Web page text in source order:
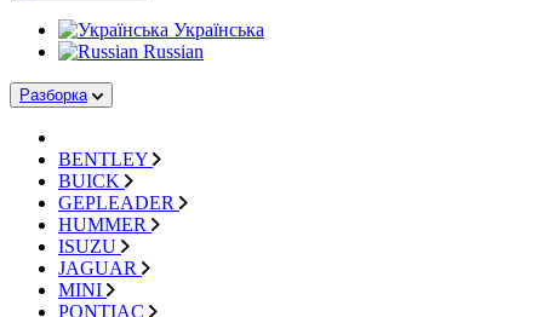
Українська
Russian
Разборка
BENTLEY
BUICK
GEPLEADER
HUMMER
ISUZU
JAGUAR
MINI
PONTIAC